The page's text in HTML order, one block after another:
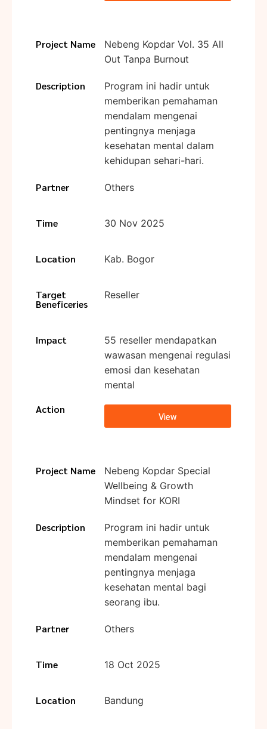
Project Name
Nebeng Kopdar Vol. 35 All
Out Tanpa Burnout
Description
Program ini hadir untuk
memberikan pemahaman
mendalam mengenai
pentingnya menjaga
kesehatan mental dalam
kehidupan sehari-hari.
Partner Others
Time 30 Nov 2025
Location Kab. Bogor
Target
Beneficeries
Reseller
Impact
55 reseller mendapatkan
wawasan mengenai regulasi
emosi dan kesehatan
mental
Action
View
Project Name
Nebeng Kopdar Special
Wellbeing & Growth
Mindset for KORI
Description
Program ini hadir untuk
memberikan pemahaman
mendalam mengenai
pentingnya menjaga
kesehatan mental bagi
seorang ibu.
Partner Others
Time 18 Oct 2025
Location Bandung